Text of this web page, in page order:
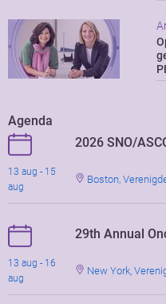
Agenda
2026 SNO/
13 aug - 15
aug
Boston,
29th Annual
13 aug - 16
aug
New York,